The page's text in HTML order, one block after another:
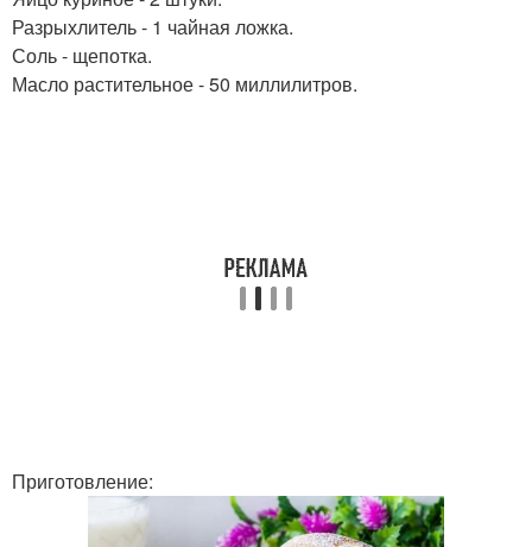
Разрыхлитель - 1 чайная ложка.
Соль - щепотка.
Масло растительное - 50 миллилитров.
Приготовление: